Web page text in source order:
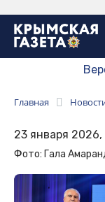
Главная
23 января 2026,
Фото: Гала